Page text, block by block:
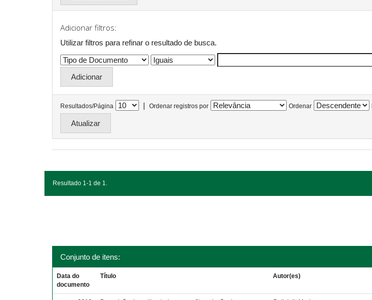
Adicionar filtros:
Utilizar filtros para refinar o resultado de busca.
Resultados/Página | Ordenar registros por Ordenar
Resultado 1-1 de 1.
Conjunto de itens:
Data do
documento
Título Autor(es)